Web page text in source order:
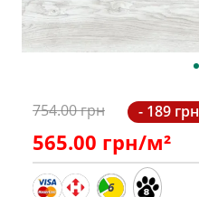
754.00 грн - 189 грн
565.00 грн/м²
6